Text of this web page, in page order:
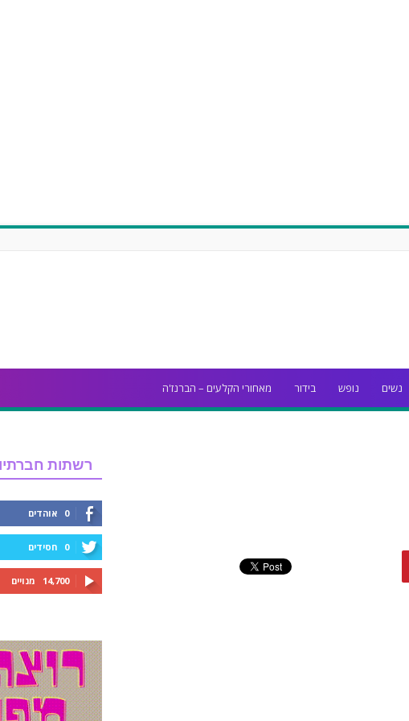
נשים נופש בידור מאחורי הקלעים – הברנז'ה
רשתות
0 אוהדים
0 חסידים
14,700 מנויים